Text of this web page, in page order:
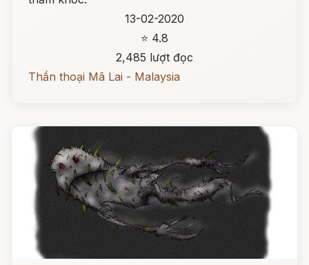
13-02-2020
⭐ 4.8
2,485 lượt đọc
Thần thoại Mã Lai - Malaysia